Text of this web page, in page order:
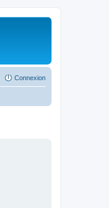
Connexion